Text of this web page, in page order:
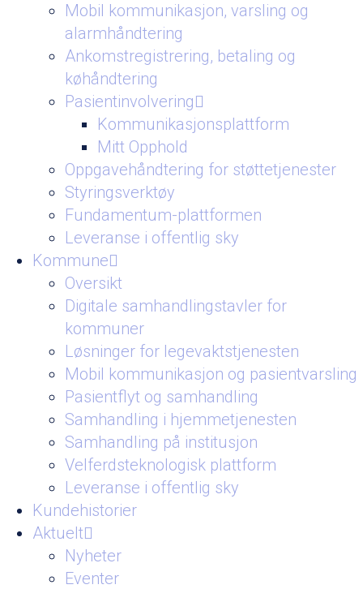
Mobil kommunikasjon, varsling og
alarmhåndtering
Ankomstregistrering, betaling og
køhåndtering
Pasientinvolvering
Kommunikasjonsplattform
Mitt Opphold
Oppgavehåndtering for støttetjenester
Styringsverktøy
Fundamentum-plattformen
Leveranse i offentlig sky
Kommune
Oversikt
Digitale samhandlingstavler for
kommuner
Løsninger for legevaktstjenesten
Mobil kommunikasjon og pasientvarsling
Pasientflyt og samhandling
Samhandling i hjemmetjenesten
Samhandling på institusjon
Velferdsteknologisk plattform
Leveranse i offentlig sky
Kundehistorier
Aktuelt
Nyheter
Eventer